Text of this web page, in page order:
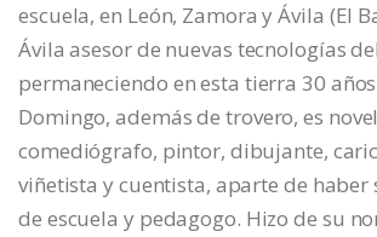
escuela, en León, Zamora y Ávila (El
Ávila asesor de nuevas tecnologías
permaneciendo en esta tierra 30
Domingo, además de trovero, es
comediógrafo, pintor, dibujante,
viñetista y cuentista, aparte de haber
de escuela y pedagogo. Hizo de su